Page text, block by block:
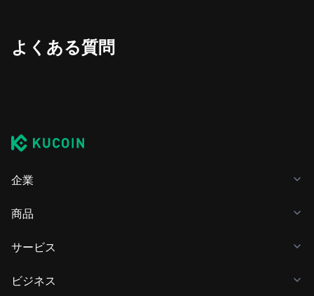
よくある質問
企業
商品
サービス
ビジネス